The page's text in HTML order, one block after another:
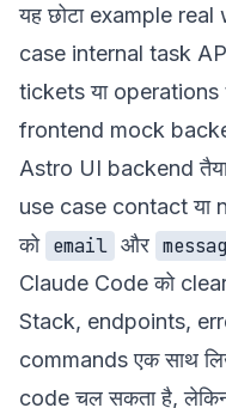
यह छोटा example real
case internal task
tickets या operations
frontend mock
Astro UI backend
use case contact या
को email और
Claude Code को
Stack, endpoints,
commands एक साथ
code चल सकता है,